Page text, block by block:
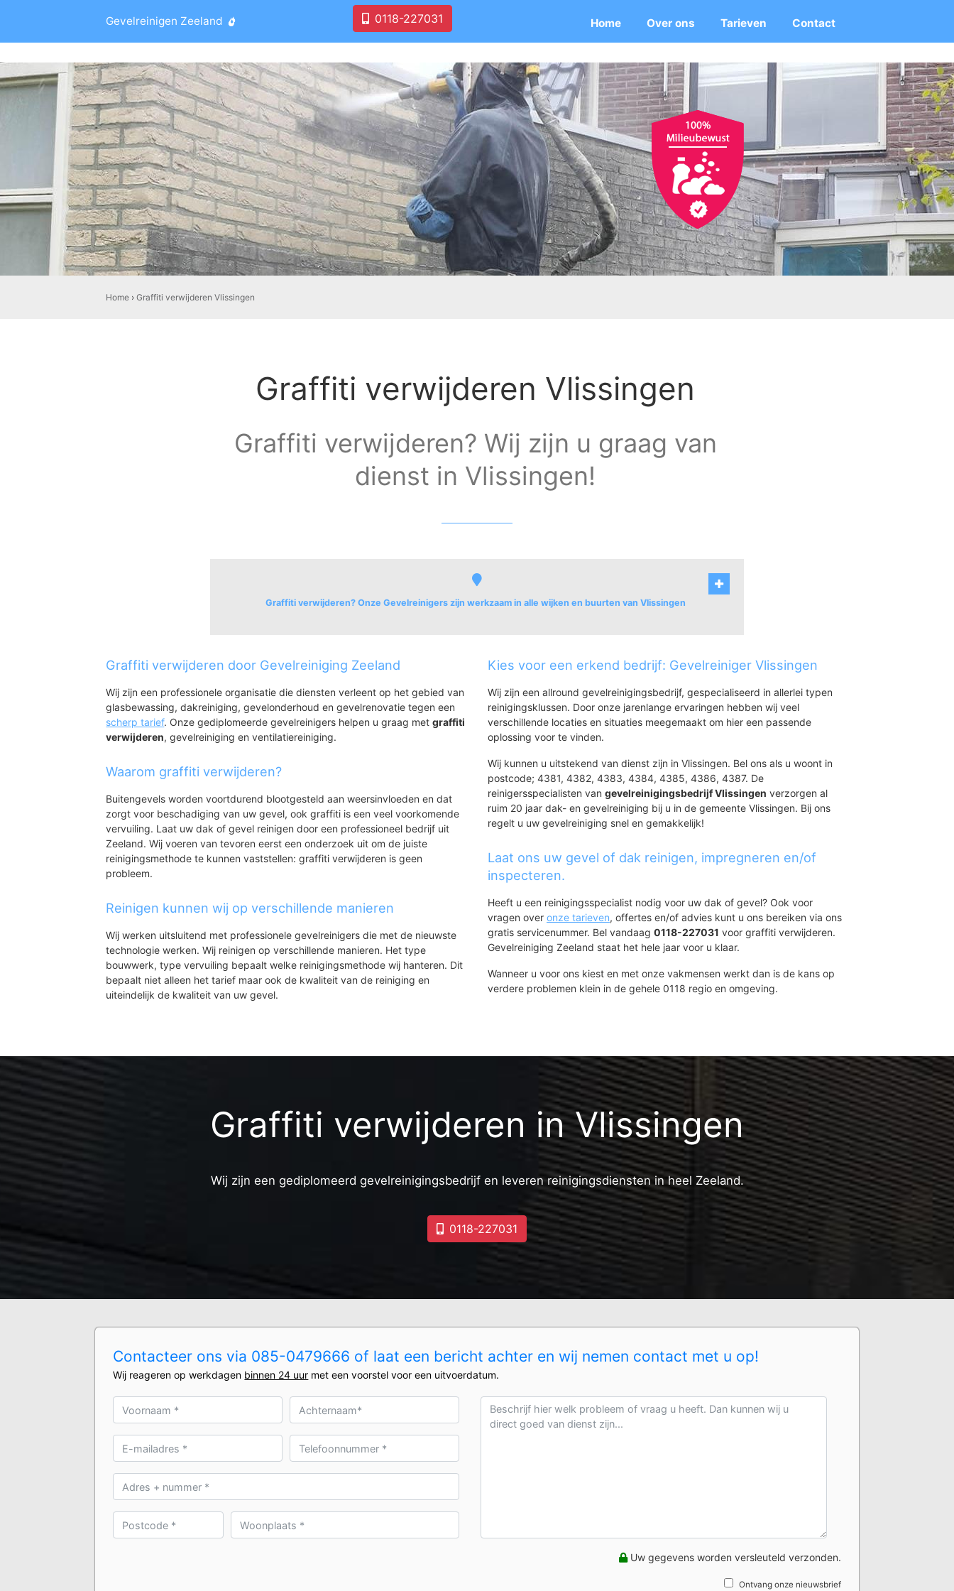
Gevelreinigen Zeeland 0118-227031 Home Over ons Tarieven Contact
Home ›Graffiti verwijderen Vlissingen
Graffiti verwijderen Vlissingen
Graffiti verwijderen? Wij zijn u graag van
dienst in Vlissingen!
Graffiti verwijderen? Onze Gevelreinigers zijn werkzaam in alle wijken en buurten van Vlissingen
Kennishaven
Buitenhaven
Bedrijventerrein Oost-Souburg
West
Binnenstad
Oude Binnenstad
Scheldekwartier
Rosenburg
Bossenburgh - Weyevliet
Westerzicht
Lammerenburg
Papegaaienburg - Hofwijk
Vredehof Zuid
Bonedijkestraat
Bloemenlaan Oost
Baskensburg Zuid
Vredehof Noord
Het Fort
Hercules Segherslaan
Baskensburg Noord
Paauwenburg Zuidoost
Paauwenburg West
Westduin
Paauwenburg Noordoost
Graffiti verwijderen door Gevelreiniging Zeeland
Wij zijn een professionele organisatie die diensten verleent op het gebied van
glasbewassing, dakreiniging, gevelonderhoud en gevelrenovatie tegen een
scherp tarief. Onze gediplomeerde gevelreinigers helpen u graag metgraffiti
verwijderen, gevelreiniging en ventilatiereiniging.
Waarom graffiti verwijderen?
Buitengevels worden voortdurend blootgesteld aan weersinvloeden en dat
zorgt voor beschadiging van uw gevel, ook graffiti is een veel voorkomende
vervuiling. Laat uw dak of gevel reinigen door een professioneel bedrijf uit
Zeeland. Wij voeren van tevoren eerst een onderzoek uit om de juiste
reinigingsmethode te kunnen vaststellen: graffiti verwijderen is geen
probleem.
Reinigen kunnen wij op verschillende manieren
Wij werken uitsluitend met professionele gevelreinigers die met de nieuwste
technologie werken. Wij reinigen op verschillende manieren. Het type
bouwwerk, type vervuiling bepaalt welke reinigingsmethode wij hanteren. Dit
bepaalt niet alleen het tarief maar ook de kwaliteit van de reiniging en
uiteindelijk de kwaliteit van uw gevel.
Kies voor een erkend bedrijf: Gevelreiniger Vlissingen
Wij zijn een allround gevelreinigingsbedrijf, gespecialiseerd in allerlei typen
reinigingsklussen. Door onze jarenlange ervaringen hebben wij veel
verschillende locaties en situaties meegemaakt om hier een passende
oplossing voor te vinden.
Wij kunnen u uitstekend van dienst zijn in Vlissingen. Bel ons als u woont in
postcode; 4381, 4382, 4383, 4384, 4385, 4386, 4387. De
reinigersspecialisten van gevelreinigingsbedrijf Vlissingen verzorgen al
ruim 20 jaar dak- en gevelreiniging bij u in de gemeente Vlissingen. Bij ons
regelt u uw gevelreiniging snel en gemakkelijk!
Laat ons uw gevel of dak reinigen, impregneren en/of
inspecteren.
Heeft u een reinigingsspecialist nodig voor uw dak of gevel? Ook voor
vragen over onze tarieven, offertes en/of advies kunt u ons bereiken via ons
gratis servicenummer. Bel vandaag 0118-227031 voor graffiti verwijderen.
Gevelreiniging Zeeland staat het hele jaar voor u klaar.
Wanneer u voor ons kiest en met onze vakmensen werkt dan is de kans op
verdere problemen klein in de gehele 0118 regio en omgeving.
Graffiti verwijderen in Vlissingen
Wij zijn een gediplomeerd gevelreinigingsbedrijf en leveren reinigingsdiensten in heel Zeeland.
0118-227031
Contacteer ons via 085-0479666 of laat een bericht achter en wij nemen contact met u op!
Wij reageren op werkdagen binnen 24 uur met een voorstel voor een uitvoerdatum.
Uw gegevens worden versleuteld verzonden.
Ontvang onze nieuwsbrief